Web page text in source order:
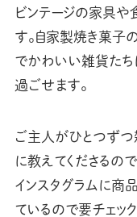
ビンテージの家具や
す。自家製焼き菓子
でかわいい雑貨たち
過ごせます。
ご主人がひとつずつ
に教えてくださるの
インスタグラムに商
ているので要チェック